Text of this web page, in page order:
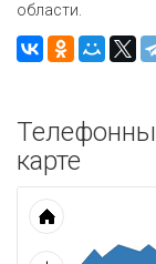
области.
карте